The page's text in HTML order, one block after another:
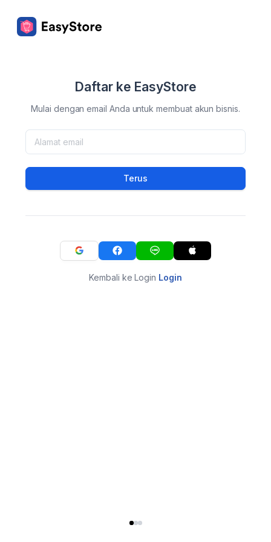
Daftar ke EasyStore
Mulai dengan email Anda untuk membuat akun bisnis.
Terus
Kembali ke Login Login